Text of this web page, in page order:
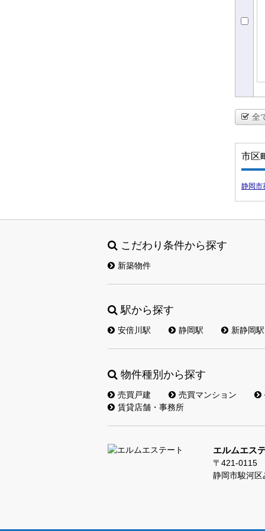
全
市区
静岡市
こだわり条件から探す
新築物件
駅から探す
安倍川駅 静岡駅 新静岡駅
物件種別から探す
売買戸建 売買マンション
賃貸店舗・事務所
エルムエス
〒421-0115
静岡市駿河